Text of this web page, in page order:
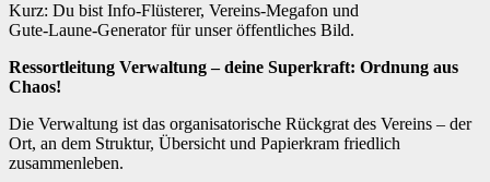
Kurz: Du bist Info‑Flüsterer, Vereins‑Megafon und
Gute‑Laune‑Generator für unser öffentliches Bild.
Ressortleitung Verwaltung – deine Superkraft: Ordnung aus
Chaos!
Die Verwaltung ist das organisatorische Rückgrat des Vereins – der
Ort, an dem Struktur, Übersicht und Papierkram friedlich
zusammenleben.